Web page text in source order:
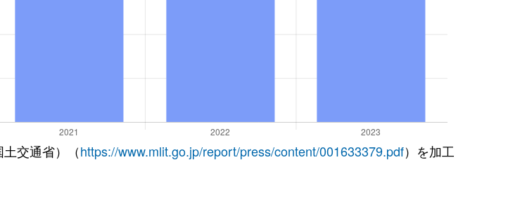
交通省）（https://www.mlit.go.jp/report/press/content/001633379.pdf）を加工